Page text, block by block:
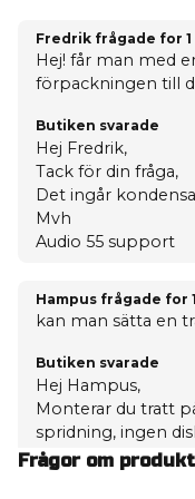
Fredrik frågade for
Hej! får man med
förpackningen till
Butiken svarade
Hej Fredrik,
Tack för din fråga,
Det ingår
Mvh
Audio 55 support
Hampus frågade for
kan man sätta en
Butiken svarade
Hej Hampus,
Monterar du tratt
spridning, ingen
en tratt.
Frågor om